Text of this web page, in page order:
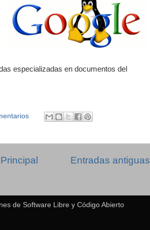
especializadas en documentos del
Entradas antiguas
de Software Libre y Código Abierto